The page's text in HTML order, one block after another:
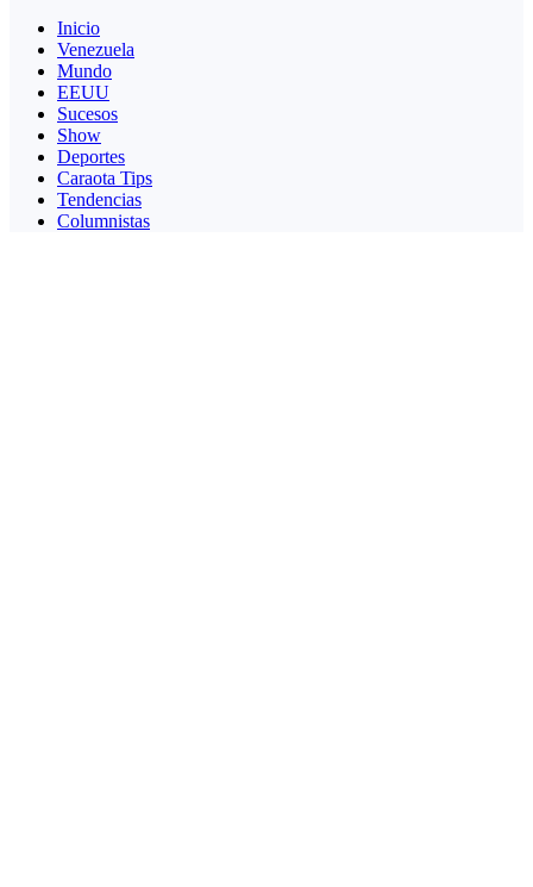
Inicio
Venezuela
Mundo
EEUU
Sucesos
Show
Deportes
Caraota Tips
Tendencias
Columnistas